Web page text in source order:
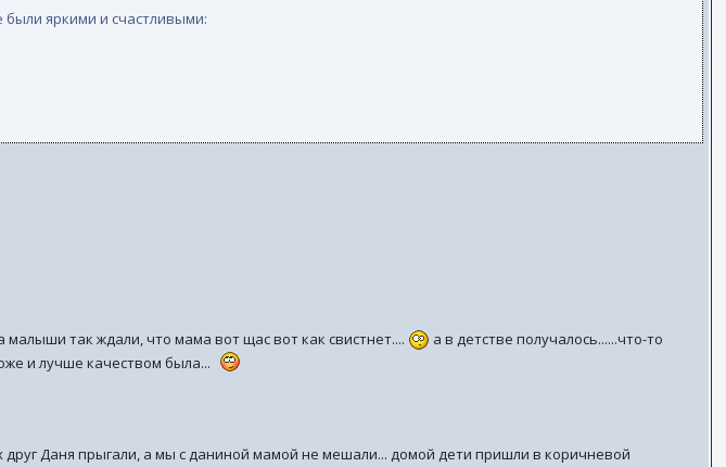
были яркими и счастливыми:
малыши так ждали, что мама вот щас вот как свистнет....
а в детстве получалось......что-то
и лучше качеством была...
друг Даня прыгали, а мы с даниной мамой не мешали... домой дети пришли в коричневой